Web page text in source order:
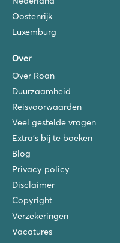
Oostenrijk
Luxemburg
Over
Over Roan
Duurzaamheid
Reisvoorwaarden
Veel gestelde vragen
Extra's bij te boeken
Blog
Privacy policy
Disclaimer
Copyright
Verzekeringen
Vacatures